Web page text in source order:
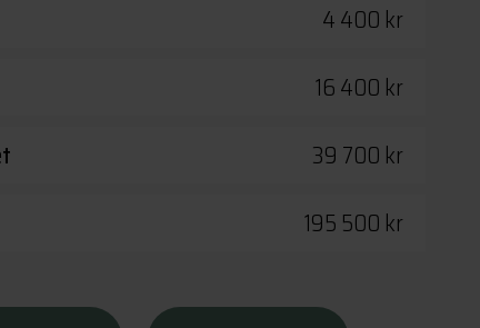
4 400 kr
16 400 kr
39 700 kr
195 500 kr